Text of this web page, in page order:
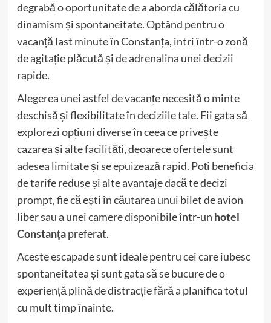
degrabă o oportunitate de a aborda călătoria cu
dinamism și spontaneitate. Optând pentru o
vacanță last minute în Constanța, intri într-o zonă
de agitație plăcută și de adrenalina unei decizii
rapide.
Alegerea unei astfel de vacanțe necesită o minte
deschisă și flexibilitate în deciziile tale. Fii gata să
explorezi opțiuni diverse în ceea ce privește
cazarea și alte facilități, deoarece ofertele sunt
adesea limitate și se epuizează rapid. Poți beneficia
de tarife reduse și alte avantaje dacă te decizi
prompt, fie că ești în căutarea unui bilet de avion
liber sau a unei camere disponibile într-un hotel
Constanțapreferat.
Aceste escapade sunt ideale pentru cei care iubesc
spontaneitatea și sunt gata să se bucure de o
experiență plină de distracție fără a planifica totul
cu mult timp înainte.